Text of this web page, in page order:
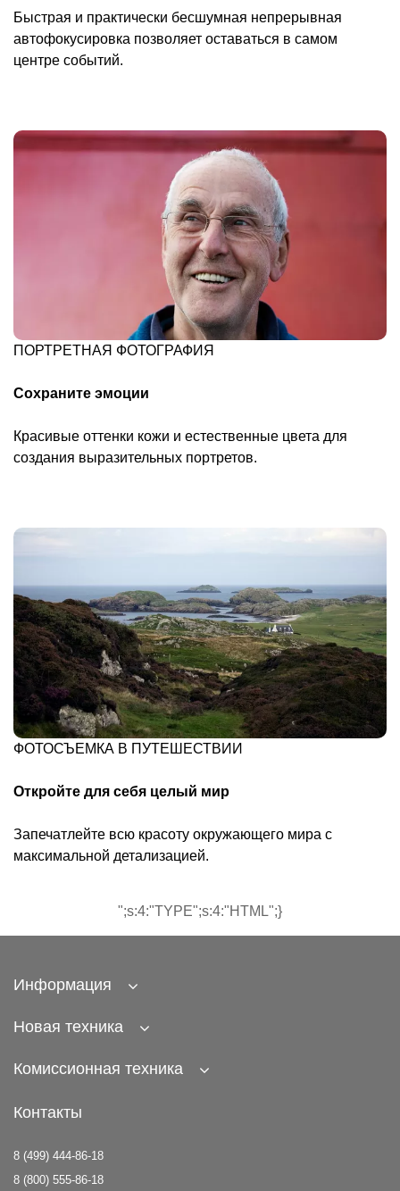
Быстрая и практически бесшумная непрерывная
автофокусировка позволяет оставаться в самом
центре событий.
ПОРТРЕТНАЯ ФОТОГРАФИЯ
Сохраните эмоции
Красивые оттенки кожи и естественные цвета для
создания выразительных портретов.
ФОТОСЪЕМКА В ПУТЕШЕСТВИИ
Откройте для себя целый мир
Запечатлейте всю красоту окружающего мира с
максимальной детализацией.
";s:4:"TYPE";s:4:"HTML";}
Информация
Новая техника
Комиссионная техника
Контакты
8 (499) 444-86-18
8 (800) 555-86-18